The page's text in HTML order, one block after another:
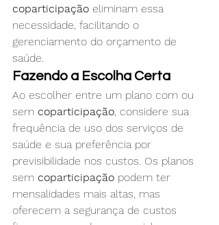
coparticipação eliminam essa
necessidade, facilitando o
gerenciamento do orçamento de
saúde.
Fazendo a Escolha Certa
Ao escolher entre um plano com ou
sem coparticipação, considere sua
frequência de uso dos serviços de
saúde e sua preferência por
previsibilidade nos custos. Os planos
sem coparticipação podem ter
mensalidades mais altas, mas
oferecem a segurança de custos